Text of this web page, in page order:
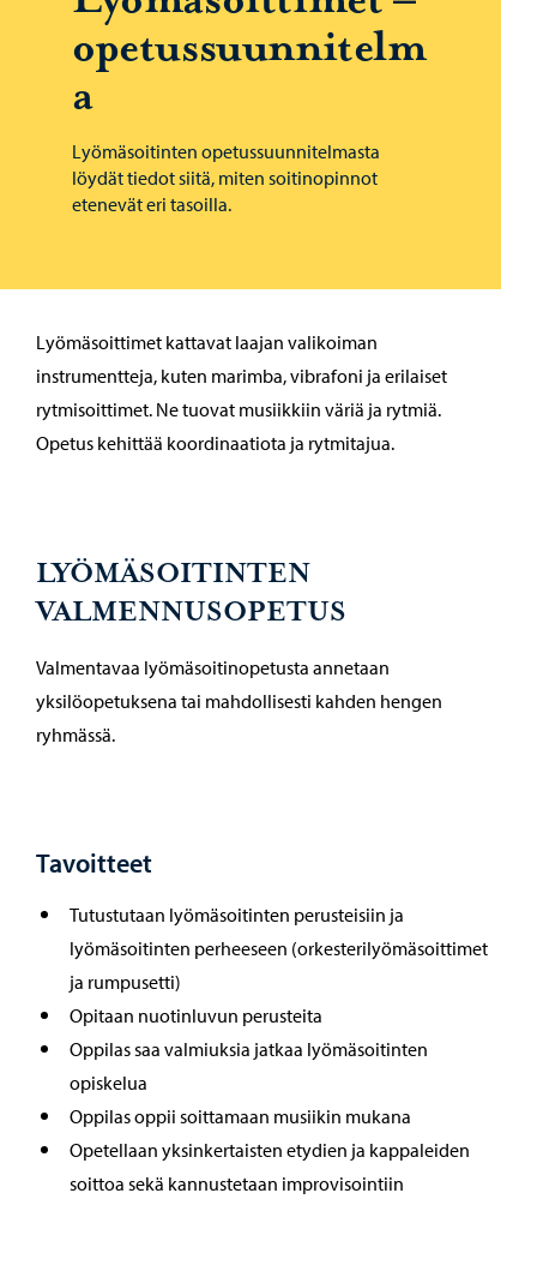
opetussuunnitelm
a
Lyömäsoitinten opetussuunnitelmasta
löydät tiedot siitä, miten soitinopinnot
etenevät eri tasoilla.
Lyömäsoittimet kattavat laajan valikoiman
instrumentteja, kuten marimba, vibrafoni ja erilaiset
rytmisoittimet. Ne tuovat musiikkiin väriä ja rytmiä.
Opetus kehittää koordinaatiota ja rytmitajua.
LYÖMÄSOITINTEN
VALMENNUSOPETUS
Valmentavaa lyömäsoitinopetusta annetaan
yksilöopetuksena tai mahdollisesti kahden hengen
ryhmässä.
Tavoitteet
Tutustutaan lyömäsoitinten perusteisiin ja
lyömäsoitinten perheeseen (orkesterilyömäsoittimet
ja rumpusetti)
Opitaan nuotinluvun perusteita
Oppilas saa valmiuksia jatkaa lyömäsoitinten
opiskelua
Oppilas oppii soittamaan musiikin mukana
Opetellaan yksinkertaisten etydien ja kappaleiden
soittoa sekä kannustetaan improvisointiin